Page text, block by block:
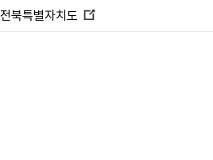
전북특별자치도